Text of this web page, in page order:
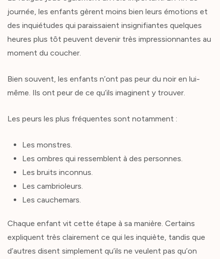
journée, les enfants gèrent moins bien leurs émotions et
des inquiétudes qui paraissaient insignifiantes quelques
heures plus tôt peuvent devenir très impressionnantes au
moment du coucher.
Bien souvent, les enfants n’ont pas peur du noir en lui-
même. Ils ont peur de ce qu’ils imaginent y trouver.
Les peurs les plus fréquentes sont notamment :
Les monstres.
Les ombres qui ressemblent à des personnes.
Les bruits inconnus.
Les cambrioleurs.
Les cauchemars.
Chaque enfant vit cette étape à sa manière. Certains
expliquent très clairement ce qui les inquiète, tandis que
d’autres disent simplement qu’ils ne veulent pas qu’on